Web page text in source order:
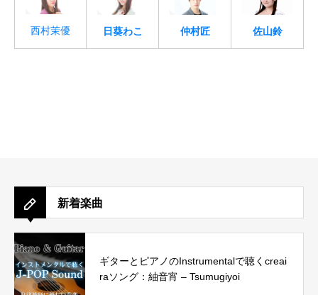
西村茉優 日葵わこ 仲村匠 佐山鈴
新着楽曲
ギターとピアノのInstrumentalで聴くcreai
raソング：紬音宵 – Tsumugiyoi